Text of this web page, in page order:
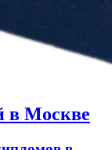
в Москве